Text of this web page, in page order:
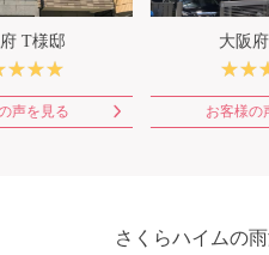
T様邸
声を見る
大阪
お客様の
さくらハイムの